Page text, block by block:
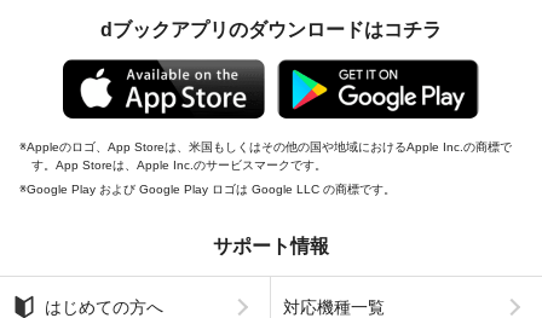
dブックアプリのダウンロードはコチラ
Appleのロゴ、App Storeは、米国もしくはその他の国や地域におけるApple Inc.の商標で
す。App Storeは、Apple Inc.のサービスマークです。
Google Play および Google Play ロゴは Google LLC の商標です。
サポート情報
はじめての方へ 対応機種一覧